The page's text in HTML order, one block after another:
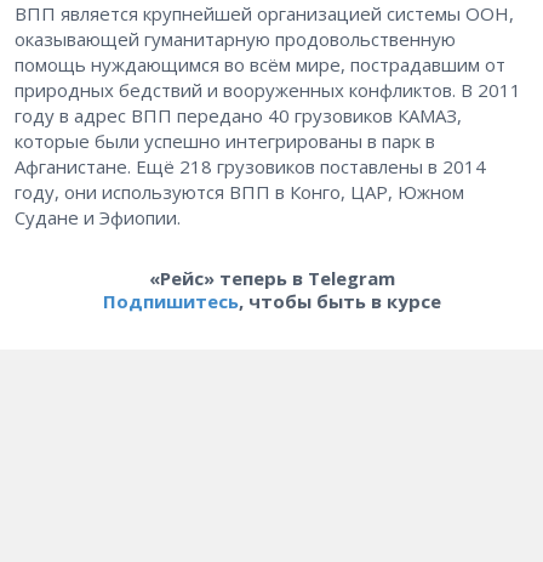
ВПП является крупнейшей организацией системы ООН,
оказывающей гуманитарную продовольственную
помощь нуждающимся во всём мире, пострадавшим от
природных бедствий и вооруженных конфликтов. В 2011
году в адрес ВПП передано 40 грузовиков КАМАЗ,
которые были успешно интегрированы в парк в
Афганистане. Ещё 218 грузовиков поставлены в 2014
году, они используются ВПП в Конго, ЦАР, Южном
Судане и Эфиопии.
«Рейс» теперь в Telegram
Подпишитесь, чтобы быть в курсе